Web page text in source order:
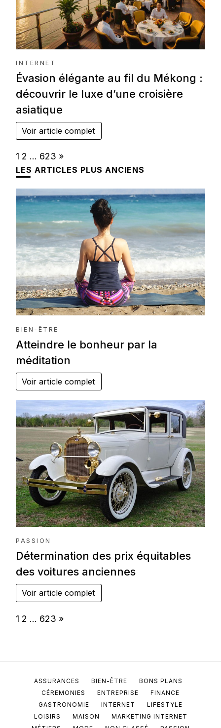
INTERNET
Évasion élégante au fil du Mékong :
découvrir le luxe d’une croisière
asiatique
Voir article complet
Page:
1 2 … 623 Next
»
LES ARTICLES PLUS ANCIENS
BIEN-ÊTRE
Atteindre le bonheur par la
méditation
Voir article complet
PASSION
Détermination des prix équitables
des voitures anciennes
Voir article complet
Page:
1 2 … 623 Next
»
ASSURANCES BIEN-ÊTRE
BONS PLANS
CÉREMONIES
ENTREPRISE
FINANCE
GASTRONOMIE
INTERNET
LIFESTYLE
LOISIRS
MAISON
MARKETING INTERNET